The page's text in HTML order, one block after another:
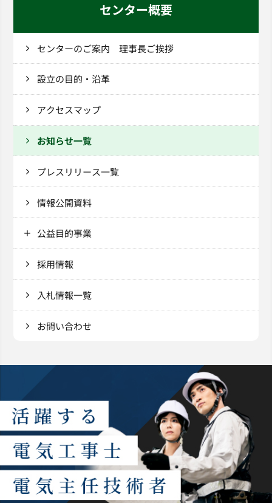
センター概要
センターのご案内 理事長ご挨拶
設立の目的・沿革
アクセスマップ
お知らせ一覧
プレスリリース一覧
情報公開資料
公益目的事業
採用情報
入札情報一覧
お問い合わせ